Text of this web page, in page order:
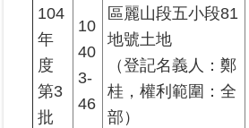
104
年
度
第3
批
10
40
3-
46
區麗山段五小段81
地號土地
（登記名義人：鄭
桂，權利範圍：全
部）